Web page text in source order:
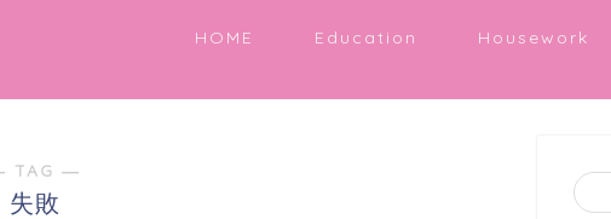
HOME Education Housework
TAG ―
失敗